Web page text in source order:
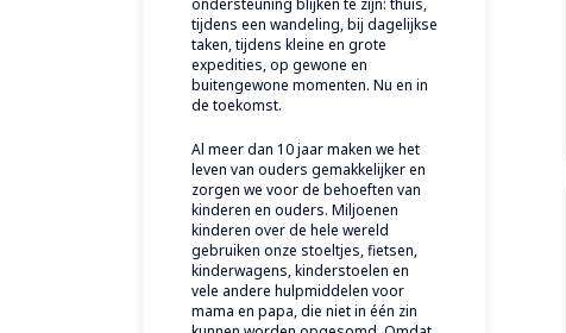
ondersteuning blijken te zijn: thuis,
tijdens een wandeling, bij dagelijkse
taken, tijdens kleine en grote
expedities, op gewone en
buitengewone momenten. Nu en in
de toekomst.
Al meer dan 10 jaar maken we het
leven van ouders gemakkelijker en
zorgen we voor de behoeften van
kinderen en ouders. Miljoenen
kinderen over de hele wereld
gebruiken onze stoeltjes, fietsen,
kinderwagens, kinderstoelen en
vele andere hulpmiddelen voor
mama en papa, die niet in één zin